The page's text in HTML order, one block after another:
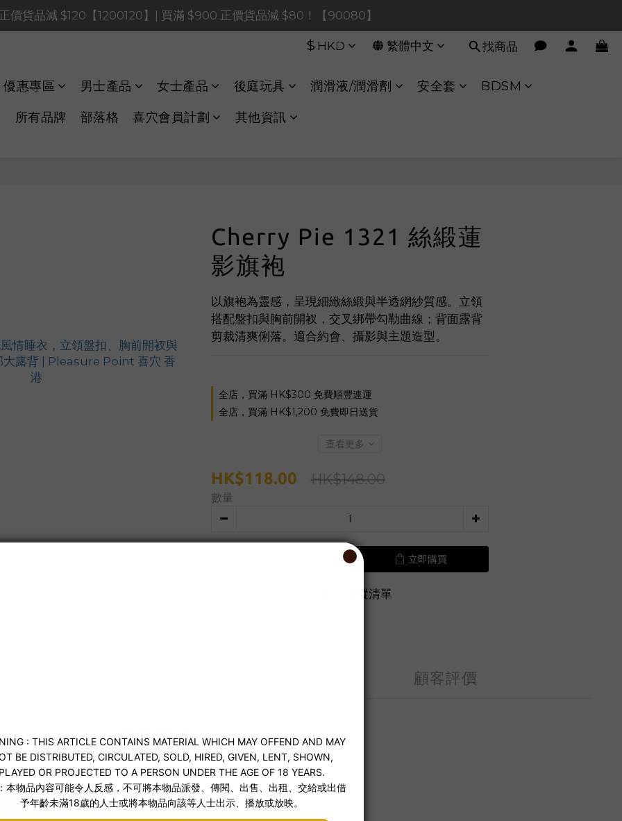
價貨品減 $120【1200120】| 買滿 $900 正價貨品減 $80！【90080】
價貨品減 $120【1200120】| 買滿 $900 正價貨品減 $80！【90080】
正價貨品減 $40【60040】| 買滿 $400 正價貨品減 $20【40020】
Payments FPS將於 2026 年 8 月 9 日（日）凌晨 01:00 至 11:00 暫停交易
價貨品減 $120【1200120】| 買滿 $900 正價貨品減 $80！【90080】
$ HKD 繁體中文 找商品
優惠專區 男士產品 女士產品 後庭玩具 潤滑液/潤滑劑 安全套 BDSM
所有品牌 部落格 喜穴會員計劃 其他資訊
Cherry Pie 1321 絲緞蓮
影旗袍
以旗袍為靈感，呈現細緻絲緞與半透網紗質感。立領
搭配盤扣與胸前開衩，交叉綁帶勾勒曲線；背面露背
剪裁清爽俐落。適合約會、攝影與主題造型。
全店，買滿 HK$300 免費順豐速運
全店，買滿 HK$1,200 免費即日送貨
查看更多
HK$118.00 HK$148.00
數量
立即購買
加入追蹤清單
顧客評價
商品描述
影旗袍